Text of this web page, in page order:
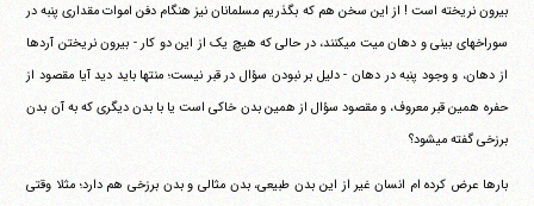
بیرون نریخته است ! از این سخن هم که بگذریم مسلمانان نیز هنگام دفن اموات مقداری پنبه در
سوراخهای بینی و دهان میت می‎کنند، در حالی که هیچ یک از این دو کار - بیرون نریختن آردها
از دهان، و وجود پنبه در دهان - دلیل بر نبودن سؤال در قبر نیست؛ منتها باید دید آیا مقصود از
حفره همین قبر معروف، و مقصود سؤال از همین بدن خاکی است یا با بدن دیگری که به آن بدن
برزخی گفته می‎شود؟
بارها عرض کرده ام انسان غیر از این بدن طبیعی، بدن مثالی و بدن برزخی هم دارد؛ مثلا وقتی